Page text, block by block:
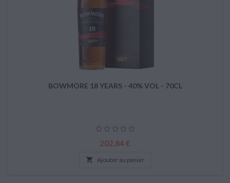
BOWMORE 18 YEARS - 40% VOL - 70CL
Prix
202,84 €
 Ajouter au panier